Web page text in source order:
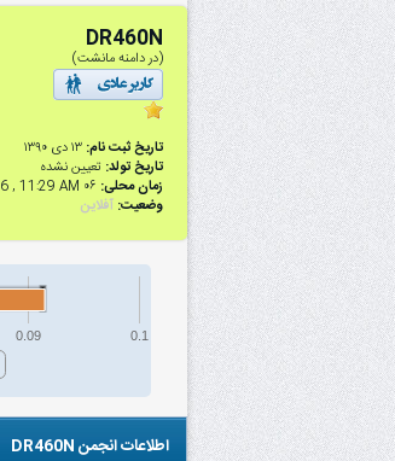
DR460N
(در دامنه مانشت)
تاریخ ثبت نام: ۱۳ دى ۱۳۹۰
تاریخ تولد: تعیین نشده
زمان محلی: ۰۶ August 2026 , 11:29 AM
وضعیت: آفلاین
0.09 0.1
اطلاعات انجمن DR460N